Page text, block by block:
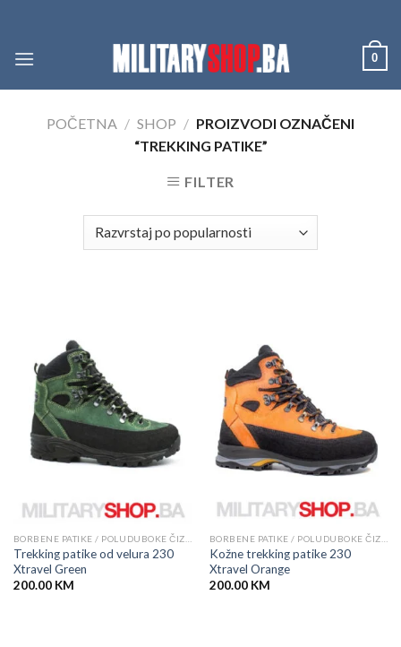
content
0
POČETNA / SHOP / PROIZVODI OZNAČENI
“TREKKING PATIKE”
FILTER
Trekking patike od velura 230
Xtravel Green
200.00 KM
Kožne trekking patike 230
Xtravel Orange
200.00 KM